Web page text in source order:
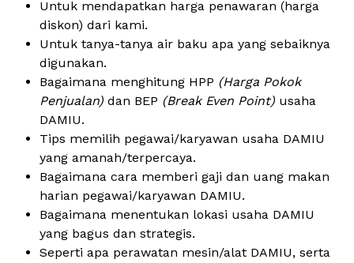
Untuk mendapatkan harga penawaran (harga
diskon) dari kami.
Untuk tanya-tanya air baku apa yang sebaiknya
digunakan.
Bagaimana menghitung HPP (Harga Pokok
Penjualan) dan BEP (Break Even Point) usaha
DAMIU.
Tips memilih pegawai/karyawan usaha DAMIU
yang amanah/terpercaya.
Bagaimana cara memberi gaji dan uang makan
harian pegawai/karyawan DAMIU.
Bagaimana menentukan lokasi usaha DAMIU
yang bagus dan strategis.
Seperti apa perawatan mesin/alat DAMIU, serta